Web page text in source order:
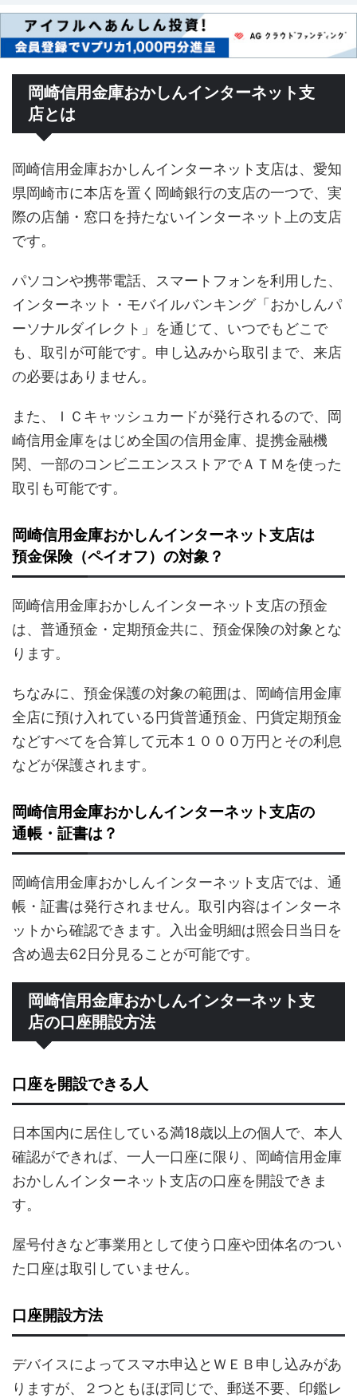
岡崎信用金庫おかしんインターネット支
店とは
岡崎信用金庫おかしんインターネット支店は、愛知
県岡崎市に本店を置く岡崎銀行の支店の一つで、実
際の店舗・窓口を持たないインターネット上の支店
です。
パソコンや携帯電話、スマートフォンを利用した、
インターネット・モバイルバンキング「おかしんパ
ーソナルダイレクト」を通じて、いつでもどこで
も、取引が可能です。申し込みから取引まで、来店
の必要はありません。
また、ＩＣキャッシュカードが発行されるので、岡
崎信用金庫をはじめ全国の信用金庫、提携金融機
関、一部のコンビニエンスストアでＡＴＭを使った
取引も可能です。
岡崎信用金庫おかしんインターネット支店は
預金保険（ペイオフ）の対象？
岡崎信用金庫おかしんインターネット支店の預金
は、普通預金・定期預金共に、預金保険の対象とな
ります。
ちなみに、預金保護の対象の範囲は、岡崎信用金庫
全店に預け入れている円貨普通預金、円貨定期預金
などすべてを合算して元本１０００万円とその利息
などが保護されます。
岡崎信用金庫おかしんインターネット支店の
通帳・証書は？
岡崎信用金庫おかしんインターネット支店では、通
帳・証書は発行されません。取引内容はインターネ
ットから確認できます。入出金明細は照会日当日を
含め過去62日分見ることが可能です。
岡崎信用金庫おかしんインターネット支
店の口座開設方法
口座を開設できる人
日本国内に居住している満18歳以上の個人で、本人
確認ができれば、一人一口座に限り、岡崎信用金庫
おかしんインターネット支店の口座を開設できま
す。
屋号付きなど事業用として使う口座や団体名のつい
た口座は取引していません。
口座開設方法
デバイスによってスマホ申込とＷＥＢ申し込みがあ
りますが、２つともほぼ同じで、郵送不要、印鑑レ